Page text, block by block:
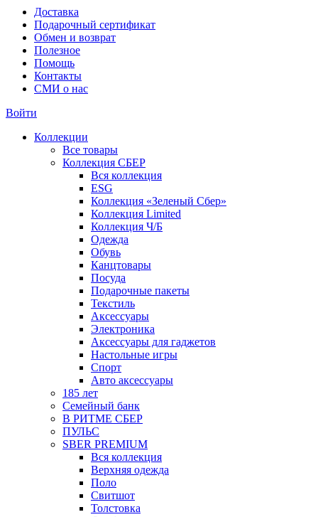
Доставка
Подарочный сертификат
Обмен и возврат
Полезное
Помощь
Контакты
СМИ о нас
Войти
Коллекции
Все товары
Коллекция СБЕР
Вся коллекция
ESG
Коллекция «Зеленый Сбер»
Коллекция Limited
Коллекция Ч/Б
Одежда
Обувь
Канцтовары
Посуда
Подарочные пакеты
Текстиль
Аксессуары
Электроника
Аксессуары для гаджетов
Настольные игры
Спорт
Авто аксессуары
185 лет
Семейный банк
В РИТМЕ СБЕР
ПУЛЬС
SBER PREMIUM
Вся коллекция
Верхняя одежда
Поло
Свитшот
Толстовка